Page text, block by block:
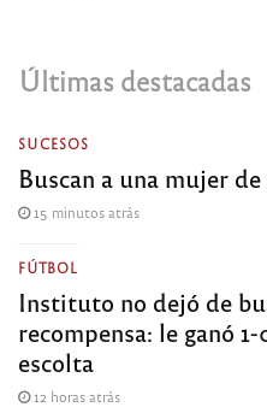
Últimas destacadas
SUCESOS
Buscan a una mujer
15 minutos atrás
FÚTBOL
Instituto no dejó de
recompensa: le ganó
escolta
12 horas atrás